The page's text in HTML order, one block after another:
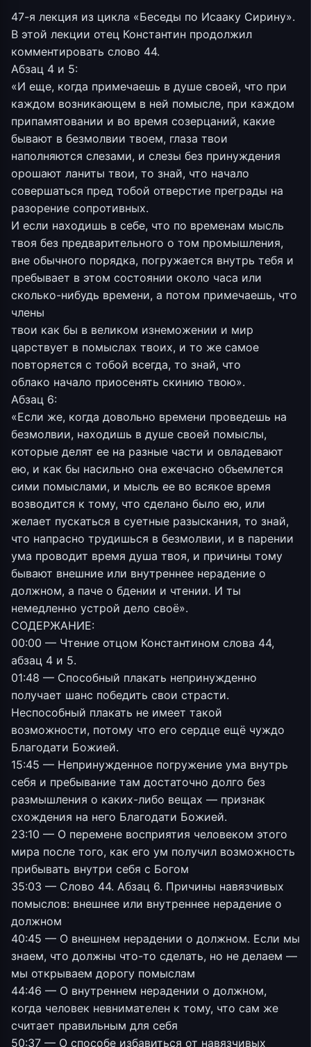
47-я лекция из цикла «Беседы по Исааку Сирину».
В этой лекции отец Константин продолжил
комментировать слово 44.
Абзац 4 и 5:
«И еще, когда примечаешь в душе своей, что при
каждом возникающем в ней помысле, при каждом
припамятовании и во время созерцаний, какие
бывают в безмолвии твоем, глаза твои
наполняются слезами, и слезы без принуждения
орошают ланиты твои, то знай, что начало
совершаться пред тобой отверстие преграды на
разорение сопротивных.
И если находишь в себе, что по временам мысль
твоя без предварительного о том промышления,
вне обычного порядка, погружается внутрь тебя и
пребывает в этом состоянии около часа или
сколько-нибудь времени, а потом примечаешь, что
члены
твои как бы в великом изнеможении и мир
царствует в помыслах твоих, и то же самое
повторяется с тобой всегда, то знай, что
облако начало приосенять скинию твою».
Абзац 6:
«Если же, когда довольно времени проведешь на
безмолвии, находишь в душе своей помыслы,
которые делят ее на разные части и овладевают
ею, и как бы насильно она ежечасно объемлется
сими помыслами, и мысль ее во всякое время
возводится к тому, что сделано было ею, или
желает пускаться в суетные разыскания, то знай,
что напрасно трудишься в безмолвии, и в парении
ума проводит время душа твоя, и причины тому
бывают внешние или внутреннее нерадение о
должном, а паче о бдении и чтении. И ты
немедленно устрой дело своё».
СОДЕРЖАНИЕ:
00:00 — Чтение отцом Константином слова 44,
абзац 4 и 5.
01:48 — Способный плакать непринужденно
получает шанс победить свои страсти.
Неспособный плакать не имеет такой
возможности, потому что его сердце ещё чуждо
Благодати Божией.
15:45 — Непринужденное погружение ума внутрь
себя и пребывание там достаточно долго без
размышления о каких-либо вещах — признак
схождения на него Благодати Божией.
23:10 — О перемене восприятия человеком этого
мира после того, как его ум получил возможность
прибывать внутри себя с Богом
35:03 — Слово 44. Абзац 6. Причины навязчивых
помыслов: внешнее или внутреннее нерадение о
должном
40:45 — О внешнем нерадении о должном. Если мы
знаем, что должны что-то сделать, но не делаем —
мы открываем дорогу помыслам
44:46 — О внутреннем нерадении о должном,
когда человек невнимателен к тому, что сам же
считает правильным для себя
50:37 — О способе избавиться от навязчивых